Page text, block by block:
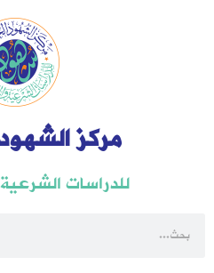
مركز
للدراسات